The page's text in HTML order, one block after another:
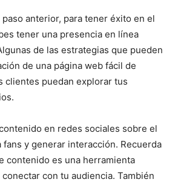
anterior, para tener éxito en el
tener una presencia en línea
de las estrategias que pueden
de una página web fácil de
clientes puedan explorar tus
en redes sociales sobre el
fans y generar interacción. Recuerda
contenido es una herramienta
con tu audiencia. También